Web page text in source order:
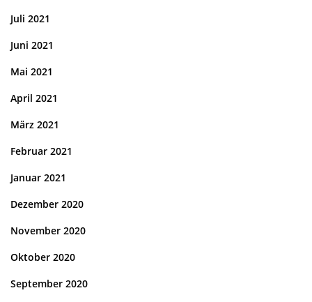
Juli 2021
Juni 2021
Mai 2021
April 2021
März 2021
Februar 2021
Januar 2021
Dezember 2020
November 2020
Oktober 2020
September 2020